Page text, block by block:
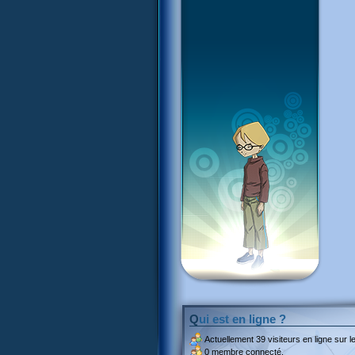
Qui est en ligne ?
Actuellement 39 visiteurs en ligne sur
0 membre connecté.